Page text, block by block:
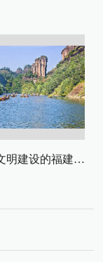
数字生态文明建设的福建路径与启示